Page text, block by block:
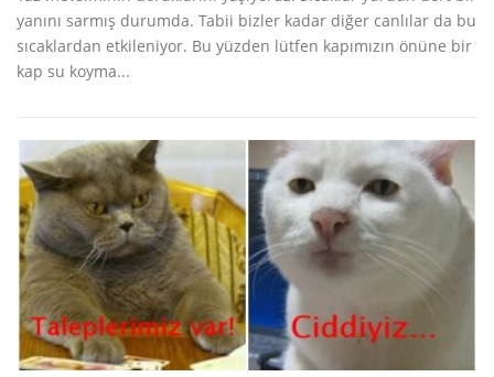
yanını sarmış durumda. Tabii bizler kadar diğer canlılar da bu
sıcaklardan etkileniyor. Bu yüzden lütfen kapımızın önüne bir
kap su koyma...